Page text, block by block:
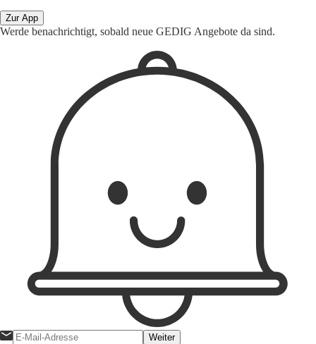
Zur App
Werde benachrichtigt, sobald neue GEDIG Angebote da sind.
Weiter